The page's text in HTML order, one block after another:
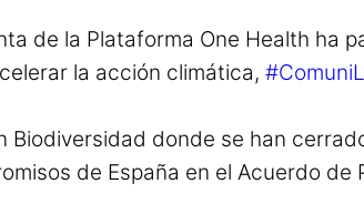
de la Plataforma One Health ha
la acción climática,
Biodiversidad donde se han
de España en el Acuerdo de